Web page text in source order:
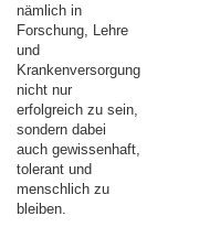
nämlich in
Forschung, Lehre
und
Krankenversorgung
nicht nur
erfolgreich zu sein,
sondern dabei
auch gewissenhaft,
tolerant und
menschlich zu
bleiben.